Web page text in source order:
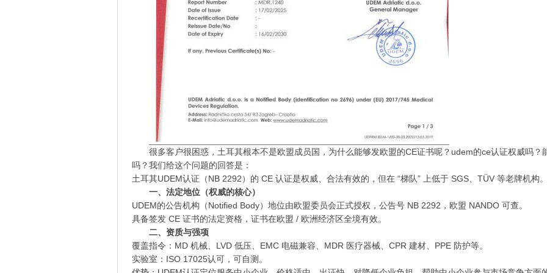
很多客户很困惑，土耳其根本不是欧盟成员国，为什么能够发欧盟的CE证书呢？udem的ce认证权威吗？
吗？我们给这个问题的回答是：
土耳其UDEM认证（NB 2292）的 CE 认证是权威、合法有效的，但在 “梯队” 上低于 SGS、TÜV 等老牌机构。
一、法定地位（权威的核心）
UDEM的公告机构（Notified Body）地位由欧盟委员会正式授权，公告号 NB 2292，欧盟 NANDO 可查。
具备签发 CE 证书的法定资格，证书在欧盟 / 欧洲经济区全境有效。
二、资质与强项
覆盖指令：MD 机械、LVD 低压、EMC 电磁兼容、MDR 医疗器械、CPR 建材、PPE 防护等。
实验室：ISO 17025认可，可自测。